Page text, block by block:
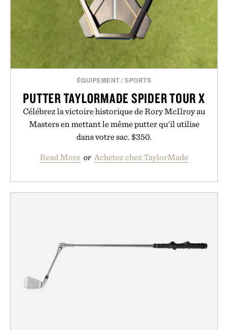
ÉQUIPEMENT /SPORTS
PUTTER TAYLORMADE SPIDER TOUR X
Célébrez la victoire historique de Rory McIlroy au
Masters en mettant le même putter qu'il utilise
dans votre sac. $350.
Read More or Achetez chez TaylorMade